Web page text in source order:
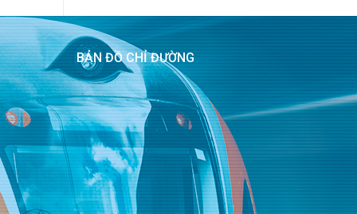
BẢN ĐỒ CHỈ ĐƯỜNG